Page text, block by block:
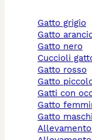
gatto grigio
gatto
gatto nero
cuccioli
gatto rosso
gatto
gatti con
gatto
gatto